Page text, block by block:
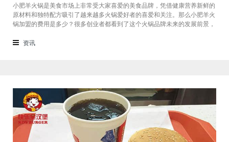
小肥羊火锅是美食市场上非常受大家喜爱的美食品牌，凭借健康营养新鲜的
原材料和独特配方吸引了越来越多火锅爱好者的喜爱和关注。那么小肥羊火
锅加盟的费用是多少？很多创业者都看到了这个火锅品牌未来的发展前景，
小编带大家一起了解小肥羊火锅加盟的费用情况让创业者拥有更多信息。创
资讯